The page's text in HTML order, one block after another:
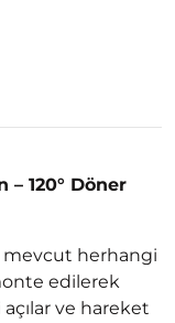
– 120° Döner
mevcut herhangi
edilerek
ve hareket